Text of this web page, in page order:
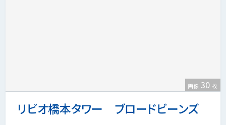
リビオ橋本タワー ブロードビーンズ
画像 30 枚